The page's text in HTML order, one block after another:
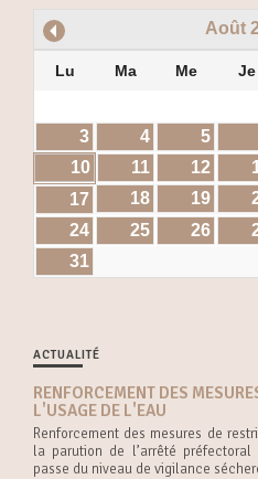
Août
Lu Ma Me Je
3
4 5
10
11 12
17
18 19
24
25 26
31
ACTUALITÉ
RENFORCEMENT DES
L'USAGE DE L'EAU
Renforcement des mesures de
la parution de l’arrêté
passe du niveau de vigilance